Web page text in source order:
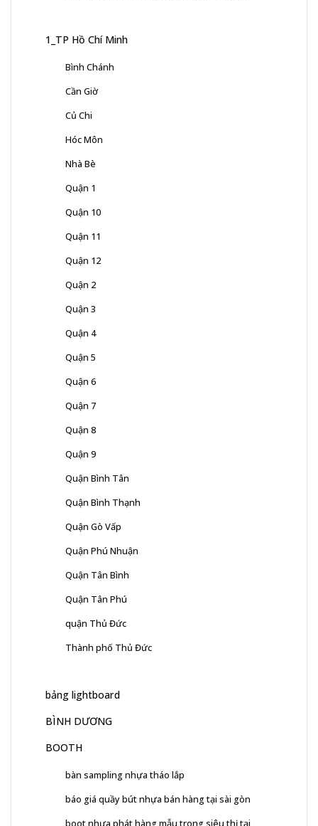
1_TP Hồ Chí Minh
Bình Chánh
Cần Giờ
Củ Chi
Hóc Môn
Nhà Bè
Quận 1
Quận 10
Quận 11
Quận 12
Quận 2
Quận 3
Quận 4
Quận 5
Quận 6
Quận 7
Quận 8
Quận 9
Quận Bình Tân
Quận Bình Thạnh
Quận Gò Vấp
Quận Phú Nhuận
Quận Tân Bình
Quận Tân Phú
quận Thủ Đức
Thành phố Thủ Đức
bảng lightboard
BÌNH DƯƠNG
BOOTH
bàn sampling nhựa tháo lắp
báo giá quầy bút nhựa bán hàng tại sài gòn
boot nhựa phát hàng mẫu trong siêu thị tại